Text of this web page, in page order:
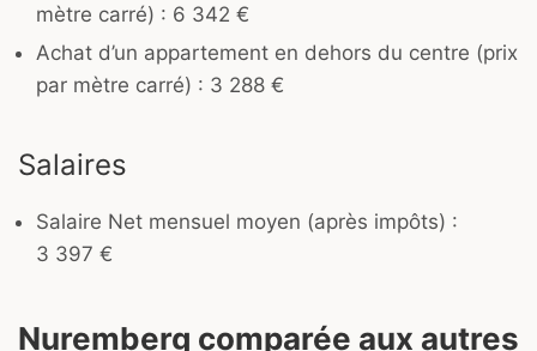
mètre carré) : 6 342 €
Achat d’un appartement en dehors du centre (prix
par mètre carré) : 3 288 €
Salaires
Salaire Net mensuel moyen (après impôts) :
3 397 €
Nuremberg comparée aux autres